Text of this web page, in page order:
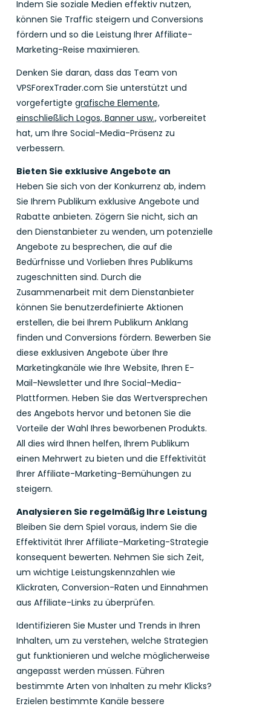
Indem Sie soziale Medien effektiv nutzen,
können Sie Traffic steigern und Conversions
fördern und so die Leistung Ihrer Affiliate-
Marketing-Reise maximieren.
Denken Sie daran, dass das Team von
VPSForexTrader.com Sie unterstützt und
vorgefertigte grafische Elemente,
einschließlich Logos, Banner usw., vorbereitet
hat, um Ihre Social-Media-Präsenz zu
verbessern.
Bieten Sie exklusive Angebote an
Heben Sie sich von der Konkurrenz ab, indem
Sie Ihrem Publikum exklusive Angebote und
Rabatte anbieten. Zögern Sie nicht, sich an
den Dienstanbieter zu wenden, um potenzielle
Angebote zu besprechen, die auf die
Bedürfnisse und Vorlieben Ihres Publikums
zugeschnitten sind. Durch die
Zusammenarbeit mit dem Dienstanbieter
können Sie benutzerdefinierte Aktionen
erstellen, die bei Ihrem Publikum Anklang
finden und Conversions fördern. Bewerben Sie
diese exklusiven Angebote über Ihre
Marketingkanäle wie Ihre Website, Ihren E-
Mail-Newsletter und Ihre Social-Media-
Plattformen. Heben Sie das Wertversprechen
des Angebots hervor und betonen Sie die
Vorteile der Wahl Ihres beworbenen Produkts.
All dies wird Ihnen helfen, Ihrem Publikum
einen Mehrwert zu bieten und die Effektivität
Ihrer Affiliate-Marketing-Bemühungen zu
steigern.
Analysieren Sie regelmäßig Ihre Leistung
Bleiben Sie dem Spiel voraus, indem Sie die
Effektivität Ihrer Affiliate-Marketing-Strategie
konsequent bewerten. Nehmen Sie sich Zeit,
um wichtige Leistungskennzahlen wie
Klickraten, Conversion-Raten und Einnahmen
aus Affiliate-Links zu überprüfen.
Identifizieren Sie Muster und Trends in Ihren
Inhalten, um zu verstehen, welche Strategien
gut funktionieren und welche möglicherweise
angepasst werden müssen. Führen
bestimmte Arten von Inhalten zu mehr Klicks?
Erzielen bestimmte Kanäle bessere